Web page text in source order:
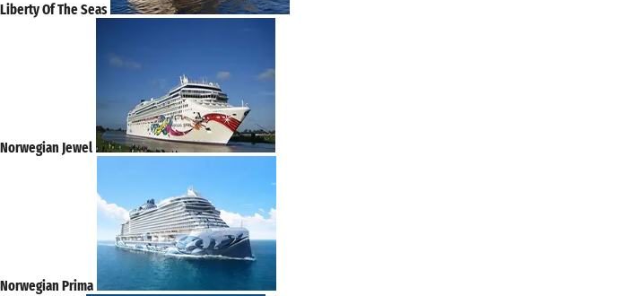
Liberty Of The Seas
Norwegian Jewel
Norwegian Prima